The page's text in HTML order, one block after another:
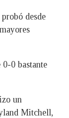
desde
0 bastante
un
Mitchell,